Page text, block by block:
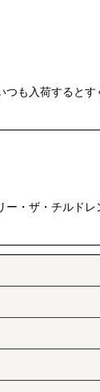
も入荷すると
・ザ・チルド